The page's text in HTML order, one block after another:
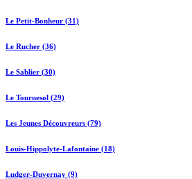
Le Petit-Bonheur (31)
Le Rucher (36)
Le Sablier (30)
Le Tournesol (29)
Les Jeunes Découvreurs (79)
Louis-Hippolyte-Lafontaine (18)
Ludger-Duvernay (9)